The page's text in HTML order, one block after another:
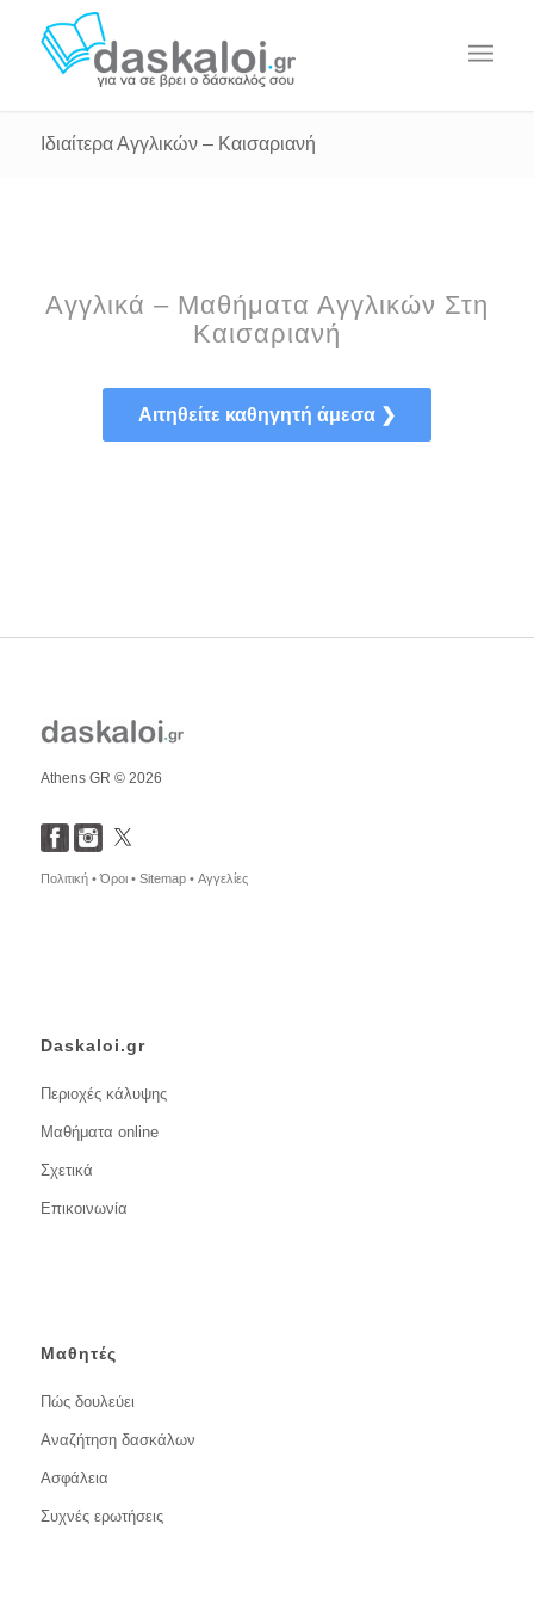
Ιδιαίτερα Αγγλικών – Καισαριανή
Αγγλικά – Μαθήματα Αγγλικών Στη
Καισαριανή
Αιτηθείτε καθηγητή άμεσα ❯
Athens GR © 2026
Πολιτική •Όροι • Sitemap • Αγγελίες
Daskaloi.gr
Περιοχές κάλυψης
Μαθήματα online
Σχετικά
Επικοινωνία
Μαθητές
Πώς δουλεύει
Αναζήτηση δασκάλων
Ασφάλεια
Συχνές ερωτήσεις